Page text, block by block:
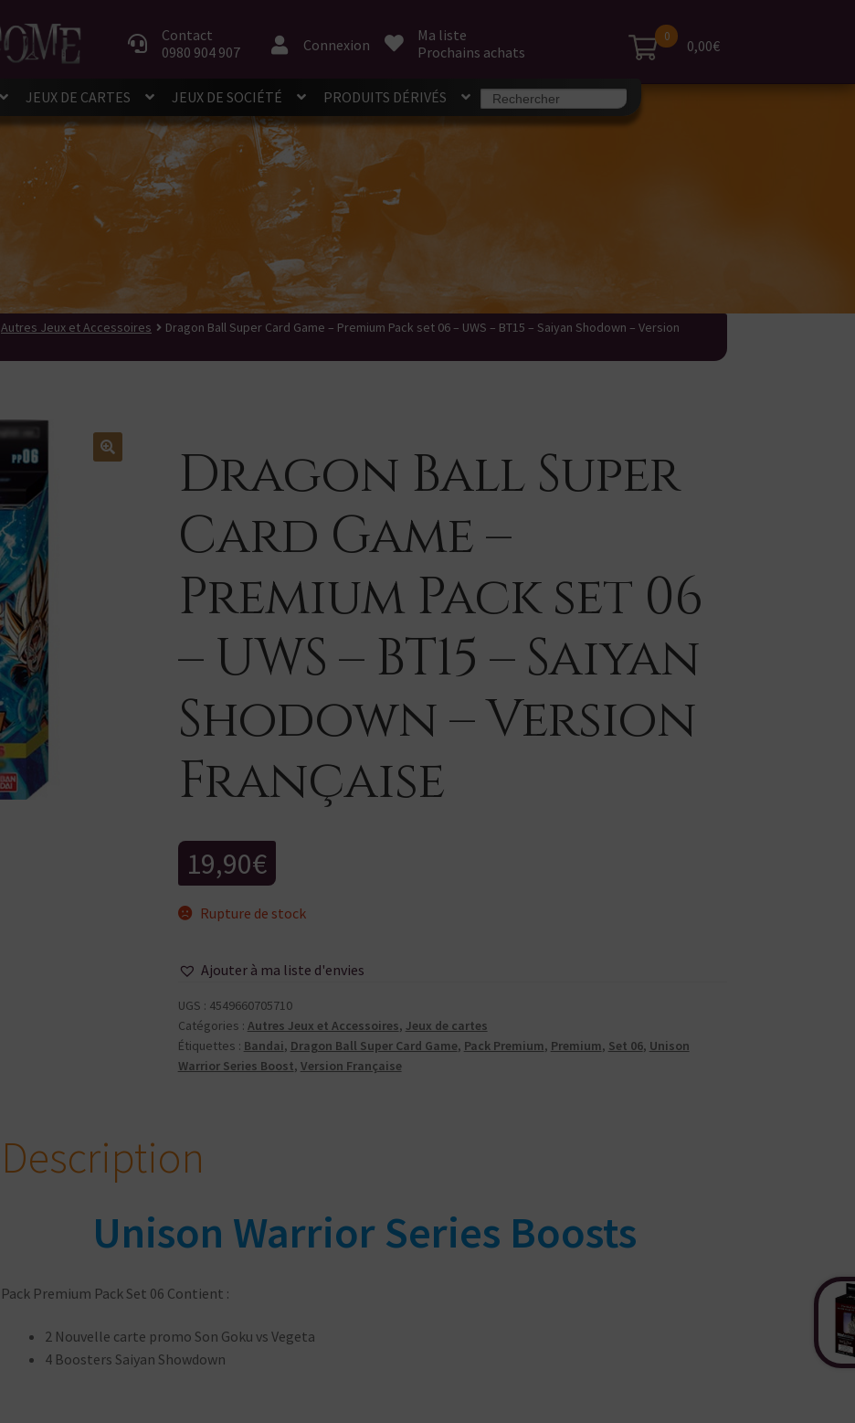
àau
contenu
Contact
0980 904 907
Connexion
Ma liste
Prochains achats
JEUX DE CARTES JEUX DE SOCIÉTÉ PRODUITS DÉRIVÉS
Search
for:
0
0,00€
Autres Jeux et Accessoires
Dragon Ball Super Card Game – Premium Pack set 06 – UWS – BT15 – Saiyan Shodown – Version
Dragon Ball Super
Card Game –
Premium Pack set 06
– UWS – BT15 – Saiyan
Shodown – Version
Française
19,90€
Rupture de stock
Ajouter à ma liste d'envies
UGS : 4549660705710
Catégories : Autres Jeux et Accessoires, Jeux de cartes
Étiquettes : Bandai, Dragon Ball Super Card Game, Pack Premium, Premium, Set 06, Unison
Warrior Series Boost, Version Française
Description
Unison Warrior Series Boosts
Pack Premium Pack Set 06 Contient :
2 Nouvelle carte promo Son Goku vs Vegeta
4 Boosters Saiyan Showdown